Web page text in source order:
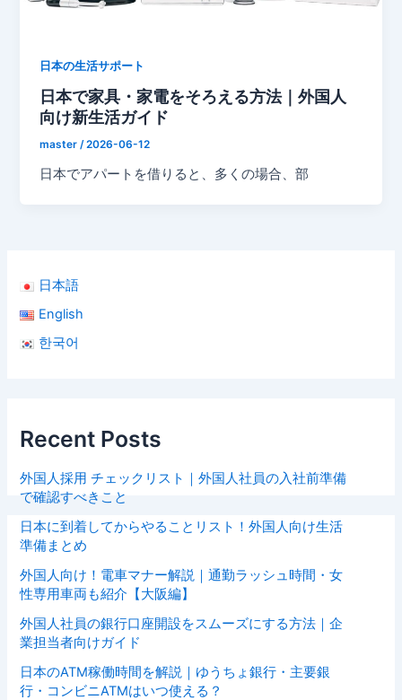
日本語
English
한국어
Recent Posts
外国人採用 チェックリスト｜外国人社員の入社前準備
で確認すべきこと
日本に到着してからやることリスト！外国人向け生活
準備まとめ
外国人向け！電車マナー解説｜通勤ラッシュ時間・女
性専用車両も紹介【大阪編】
外国人社員の銀行口座開設をスムーズにする方法｜企
業担当者向けガイド
日本のATM稼働時間を解説｜ゆうちょ銀行・主要銀
行・コンビニATMはいつ使える？
日本の生活サポート
日本で家具・家電をそろえる方法｜外国人
向け新生活ガイド
master/2026-06-12
日本でアパートを借りると、多くの場合、部